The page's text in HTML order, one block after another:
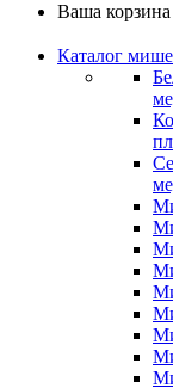
Ваша корзина
Каталог